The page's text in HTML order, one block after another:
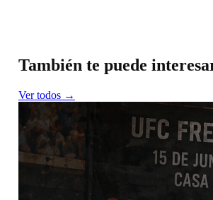
También te puede
Ver todos →